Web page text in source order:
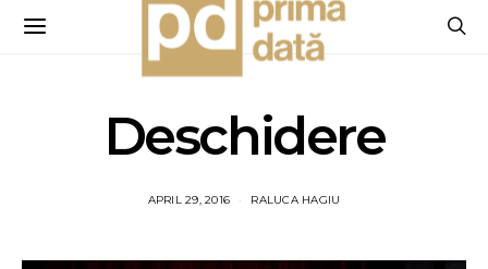
Deschidere
APRIL 29, 2016 RALUCA HAGIU